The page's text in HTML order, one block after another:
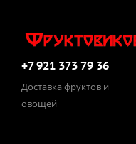
+7 921 373 79 36
Доставка фруктов и
овощей